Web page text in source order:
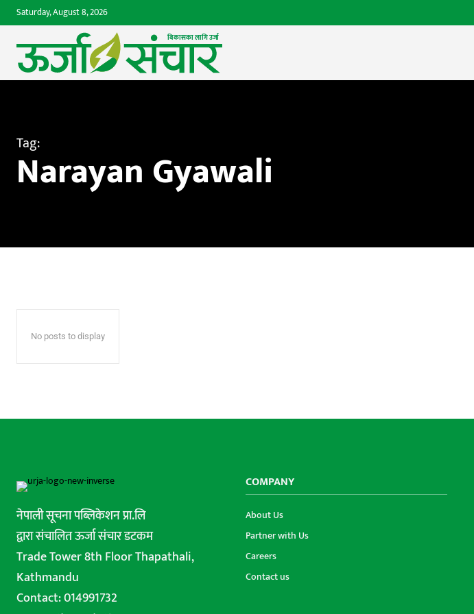
Saturday, August 8, 2026
बिकासका लागि उर्जा
Tag:
Narayan Gyawali
No posts to display
नेपाली सूचना पब्लिकेशन प्रा.लि
द्वारा संचालित ऊर्जा संचार डटकम
Trade Tower 8th Floor Thapathali,
Kathmandu
Contact: 014991732
COMPANY
About Us
Partner with Us
Careers
Contact us